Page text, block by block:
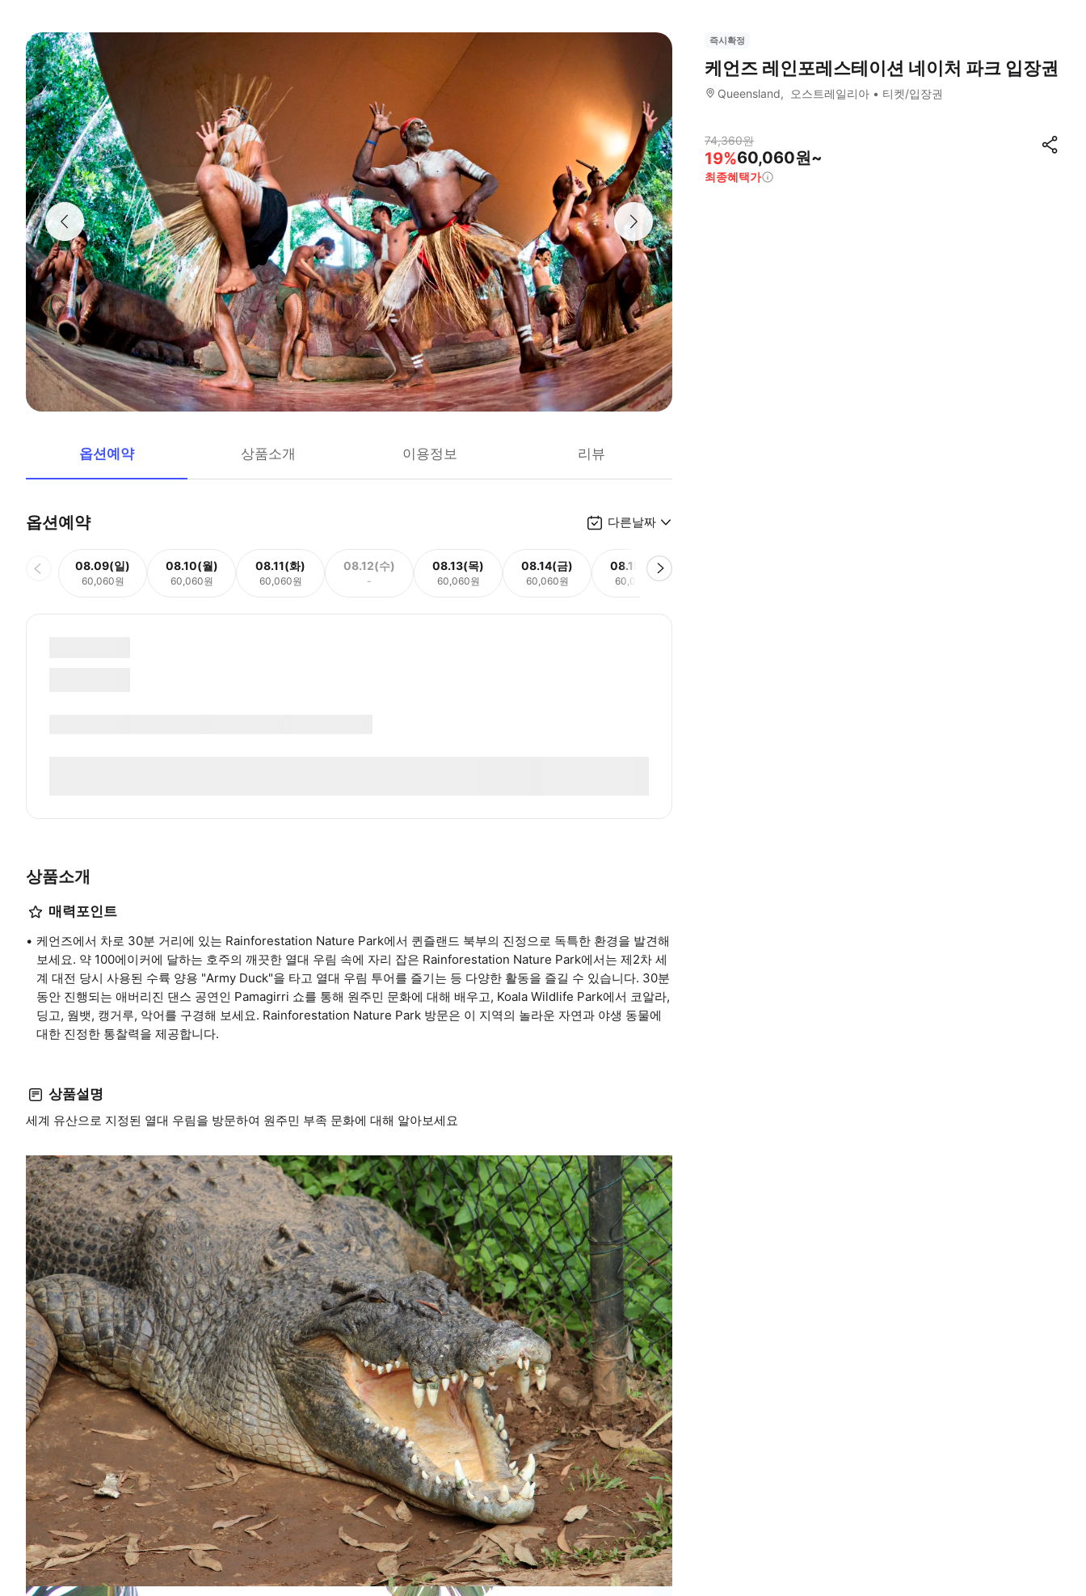
옵션예약 상품소개 이용정보 리뷰
옵션예약 다른날짜
08.09(일)
60,060원
08.10(월)
60,060원
08.11(화)
60,060원
08.12(수)
-
08.13(목)
60,060원
08.14(금)
60,060원
08.15(토)
60,060원
상품소개
매력포인트
케언즈에서 차로 30분 거리에 있는 Rainforestation Nature Park에서 퀸즐랜드 북부의 진정으로 독특한 환경을 발견해
보세요. 약 100에이커에 달하는 호주의 깨끗한 열대 우림 속에 자리 잡은 Rainforestation Nature Park에서는 제2차 세
계 대전 당시 사용된 수륙 양용 "Army Duck"을 타고 열대 우림 투어를 즐기는 등 다양한 활동을 즐길 수 있습니다. 30분
동안 진행되는 애버리진 댄스 공연인 Pamagirri 쇼를 통해 원주민 문화에 대해 배우고, Koala Wildlife Park에서 코알라,
딩고, 웜뱃, 캥거루, 악어를 구경해 보세요. Rainforestation Nature Park 방문은 이 지역의 놀라운 자연과 야생 동물에
대한 진정한 통찰력을 제공합니다.
상품설명
세계 유산으로 지정된 열대 우림을 방문하여 원주민 부족 문화에 대해 알아보세요
즉시확정
케언즈 레인포레스테이션 네이처 파크 입장권
Queensland 오스트레일리아 티켓/입장권
74,360원
19%60,060원~
최종혜택가